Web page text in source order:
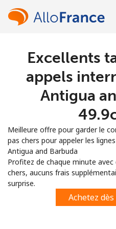
Vous avez déjà un
Excellents
appels
Antigua
Meilleure offre pour garder le
pas chers pour appeler les
Antigua and Barbuda
Profitez de chaque minute
chers, aucuns frais
surprise.
Achetez